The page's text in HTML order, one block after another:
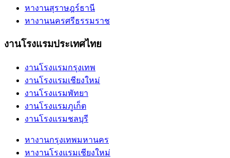
หางานสุราษฎร์ธานี
หางานนครศรีธรรมราช
งานโรงแรมประเทศไทย
งานโรงแรมกรุงเทพ
งานโรงแรมเชียงใหม่
งานโรงแรมพัทยา
งานโรงแรมภูเก็ต
งานโรงแรมชลบุรี
หางานกรุงเทพมหานคร
หางานโรงแรมเชียงใหม่